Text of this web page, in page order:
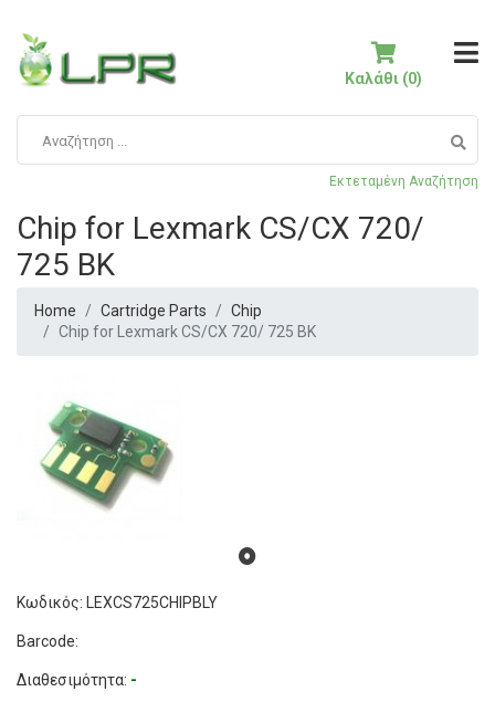
Εκτεταμένη Αναζήτηση
Καλάθι (0)
Chip for Lexmark CS/CX 720/
725 BK
Home Cartridge Parts
Chip
Chip for Lexmark CS/CX 720/ 725 BK
Κωδικός: LEXCS725CHIPBLY
Barcode:
Διαθεσιμότητα: -